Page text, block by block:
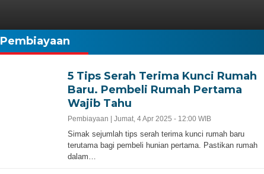
Pembiayaan
5 Tips Serah Terima Kunci Rumah
Baru. Pembeli Rumah Pertama
Wajib Tahu
Pembiayaan | Jumat, 4 Apr 2025 - 12:00 WIB
Simak sejumlah tips serah terima kunci rumah baru
terutama bagi pembeli hunian pertama. Pastikan rumah
dalam…